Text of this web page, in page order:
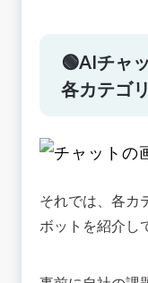
🟢AIチャ
各カテゴ
それでは、各カ
ボットを紹介し